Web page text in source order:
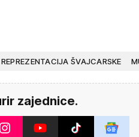
ŠVAJCARSKE
zajednice.